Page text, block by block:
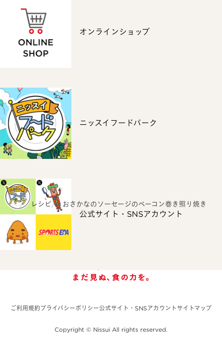
オンラインショップ
ニッスイフードパーク
公式サイト・SNSアカウント
ホーム レシピ おさかなのソーセージのベーコン巻き照り焼き
ご利用規約プライバシーポリシー公式サイト・SNSアカウント サイトマップ
Copyright © Nissui All rights reserved.